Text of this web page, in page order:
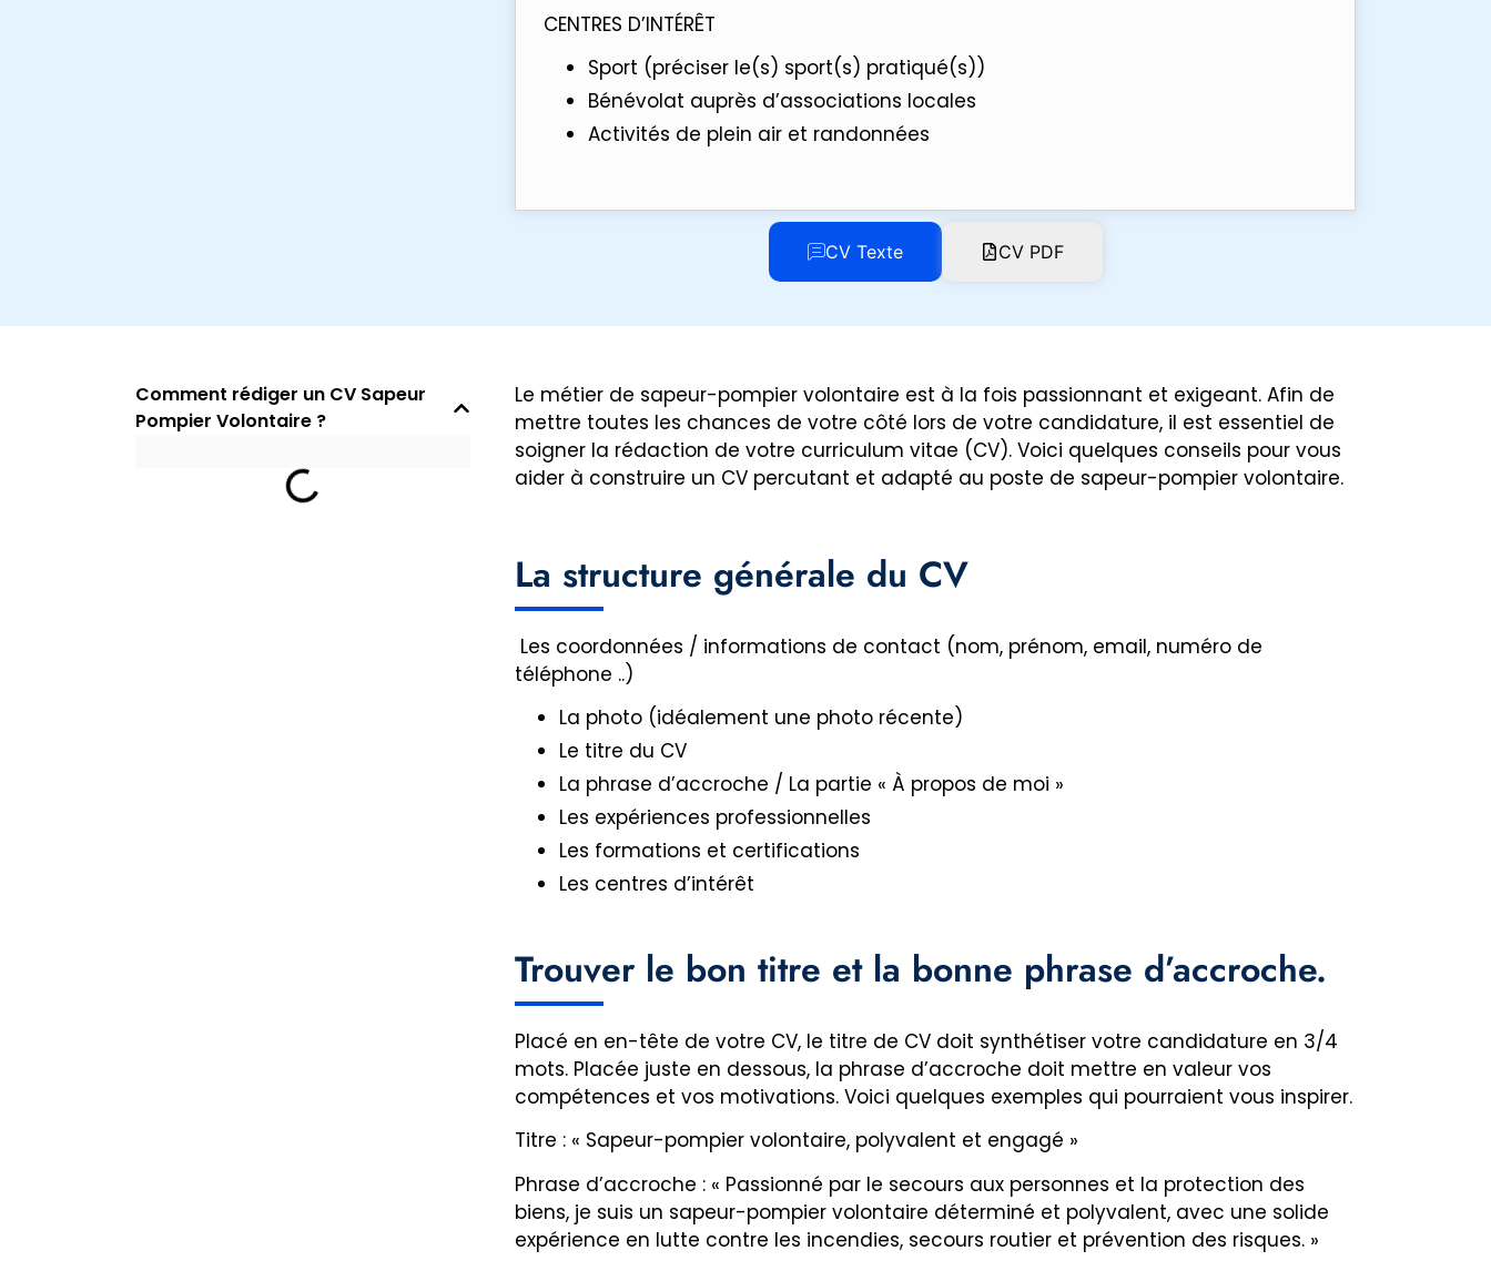
CV Texte CV PDF
CENTRES D’INTÉRÊT
Sport (préciser le(s) sport(s) pratiqué(s))
Bénévolat auprès d’associations locales
Activités de plein air et randonnées
Comment rédiger un CV Sapeur
Pompier Volontaire ?
Le métier de sapeur-pompier volontaire est à la fois passionnant et exigeant. Afin de
mettre toutes les chances de votre côté lors de votre candidature, il est essentiel de
soigner la rédaction de votre curriculum vitae (CV). Voici quelques conseils pour vous
aider à construire un CV percutant et adapté au poste de sapeur-pompier volontaire.
La structure générale du CV
Les coordonnées / informations de contact (nom, prénom, email, numéro de
téléphone ..)
La photo (idéalement une photo récente)
Le titre du CV
La phrase d’accroche / La partie « À propos de moi »
Les expériences professionnelles
Les formations et certifications
Les centres d’intérêt
Trouver le bon titre et la bonne phrase d’accroche.
Placé en en-tête de votre CV, le titre de CV doit synthétiser votre candidature en 3/4
mots. Placée juste en dessous, la phrase d’accroche doit mettre en valeur vos
compétences et vos motivations. Voici quelques exemples qui pourraient vous inspirer.
Titre : « Sapeur-pompier volontaire, polyvalent et engagé »
Phrase d’accroche : « Passionné par le secours aux personnes et la protection des
biens, je suis un sapeur-pompier volontaire déterminé et polyvalent, avec une solide
expérience en lutte contre les incendies, secours routier et prévention des risques. »